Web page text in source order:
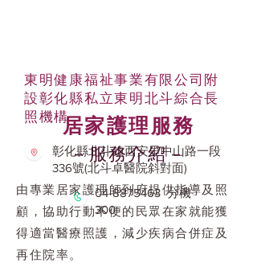
東明健康福祉事業有限公司附
設彰化縣私立東明北斗綜合長
照機構
彰化縣北斗鎮西安里中山路一段
336號(北斗卓醫院斜對面)
04-8875463分機
300
居家護理服務
－服務介紹－
由專業居家護理師到府提供指導及照
顧，協助行動不便的民眾在家就能獲
得適當醫療照護，減少疾病合併症及
再住院率。